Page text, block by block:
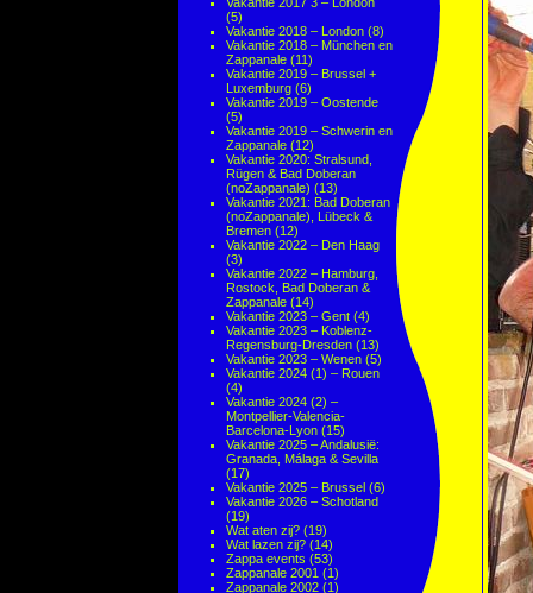
(5)
Vakantie 2018 – London (8)
Vakantie 2018 – München en
Zappanale (11)
Vakantie 2019 – Brussel +
Luxemburg (6)
Vakantie 2019 – Oostende
(5)
Vakantie 2019 – Schwerin en
Zappanale (12)
Vakantie 2020: Stralsund,
Rügen & Bad Doberan
(noZappanale) (13)
Vakantie 2021: Bad Doberan
(noZappanale), Lübeck &
Bremen (12)
Vakantie 2022 – Den Haag
(3)
Vakantie 2022 – Hamburg,
Rostock, Bad Doberan &
Zappanale (14)
Vakantie 2023 – Gent (4)
Vakantie 2023 – Koblenz-
Regensburg-Dresden (13)
Vakantie 2023 – Wenen (5)
Vakantie 2024 (1) – Rouen
(4)
Vakantie 2024 (2) –
Montpellier-Valencia-
Barcelona-Lyon (15)
Vakantie 2025 – Andalusië:
Granada, Málaga & Sevilla
(17)
Vakantie 2025 – Brussel (6)
Vakantie 2026 – Schotland
(19)
Wat aten zij? (19)
Wat lazen zij? (14)
Zappa events (53)
Zappanale 2001 (1)
Zappanale 2002 (1)